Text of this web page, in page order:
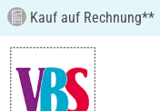
Kauf auf Rechnung**